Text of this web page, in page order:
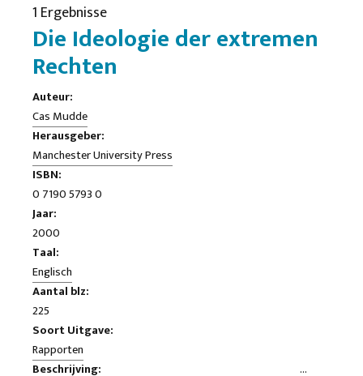
1 Ergebnisse
Die Ideologie der extremen
Rechten
Auteur:
Cas Mudde
Herausgeber:
Manchester University Press
ISBN:
0 7190 5793 0
Jaar:
2000
Taal:
Englisch
Aantal blz:
225
Soort Uitgave:
Rapporten
Beschrijving: